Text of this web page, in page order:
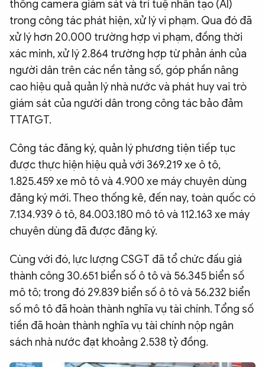
thống camera giám sát và trí tuệ nhân tạo (AI)
trong công tác phát hiện, xử lý vi phạm. Qua đó đã
xử lý hơn 20.000 trường hợp vi phạm, đồng thời
xác minh, xử lý 2.864 trường hợp từ phản ánh của
người dân trên các nền tảng số, góp phần nâng
cao hiệu quả quản lý nhà nước và phát huy vai trò
giám sát của người dân trong công tác bảo đảm
TTATGT.
Công tác đăng ký, quản lý phương tiện tiếp tục
được thực hiện hiệu quả với 369.219 xe ô tô,
1.825.459 xe mô tô và 4.900 xe máy chuyên dùng
đăng ký mới. Theo thống kê, đến nay, toàn quốc có
7.134.939 ô tô, 84.003.180 mô tô và 112.163 xe máy
chuyên dùng đã được đăng ký.
Cùng với đó, lực lượng CSGT đã tổ chức đấu giá
thành công 30.651 biển số ô tô và 56.345 biển số
mô tô; trong đó 29.839 biển số ô tô và 56.232 biển
số mô tô đã hoàn thành nghĩa vụ tài chính. Tổng số
tiền đã hoàn thành nghĩa vụ tài chính nộp ngân
sách nhà nước đạt khoảng 2.538 tỷ đồng.